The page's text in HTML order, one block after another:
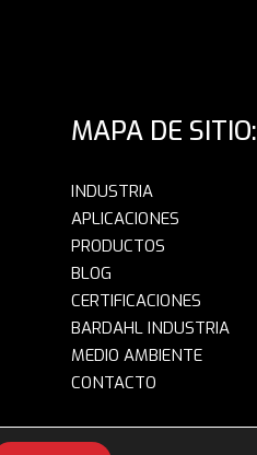
MAPA DE SITIO:
INDUSTRIA
APLICACIONES
PRODUCTOS
BLOG
CERTIFICACIONES
BARDAHL INDUSTRIA
MEDIO AMBIENTE
CONTACTO